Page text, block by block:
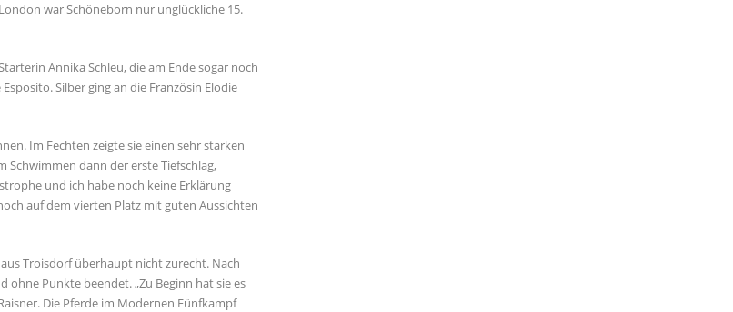
war Schöneborn nur unglückliche 15.
Annika Schleu, die am Ende sogar noch
Silber ging an die Französin Elodie
Im Fechten zeigte sie einen sehr starken
Schwimmen dann der erste Tiefschlag,
und ich habe noch keine Erklärung
auf dem vierten Platz mit guten Aussichten
Troisdorf überhaupt nicht zurecht. Nach
Punkte beendet. „Zu Beginn hat sie es
Die Pferde im Modernen Fünfkampf